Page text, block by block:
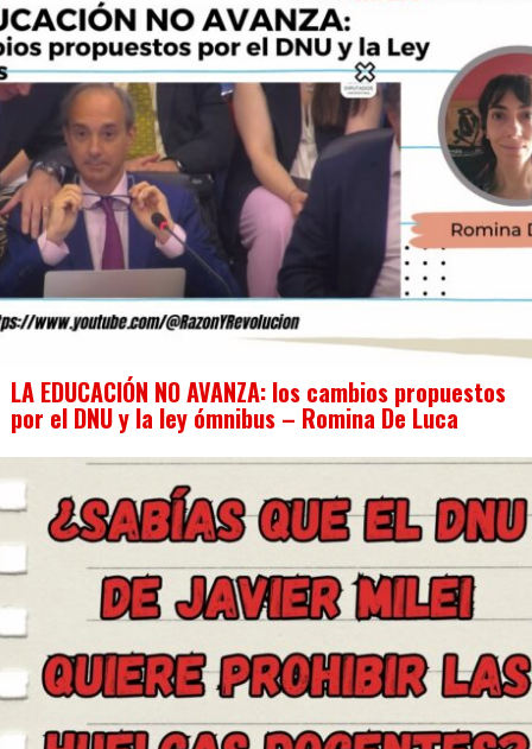
LA EDUCACIÓN NO AVANZA: los cambios propuestos
por el DNU y la ley ómnibus – Romina De Luca